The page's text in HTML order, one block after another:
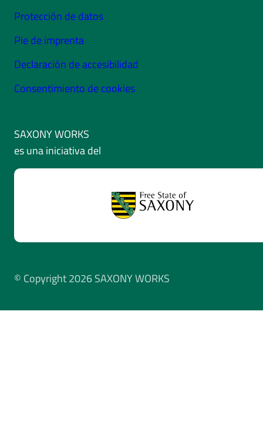
Protección de datos
Pie de imprenta
Declaración de accesibilidad
Consentimiento de cookies
SAXONY WORKS
es una iniciativa del
© Copyright 2026 SAXONY WORKS